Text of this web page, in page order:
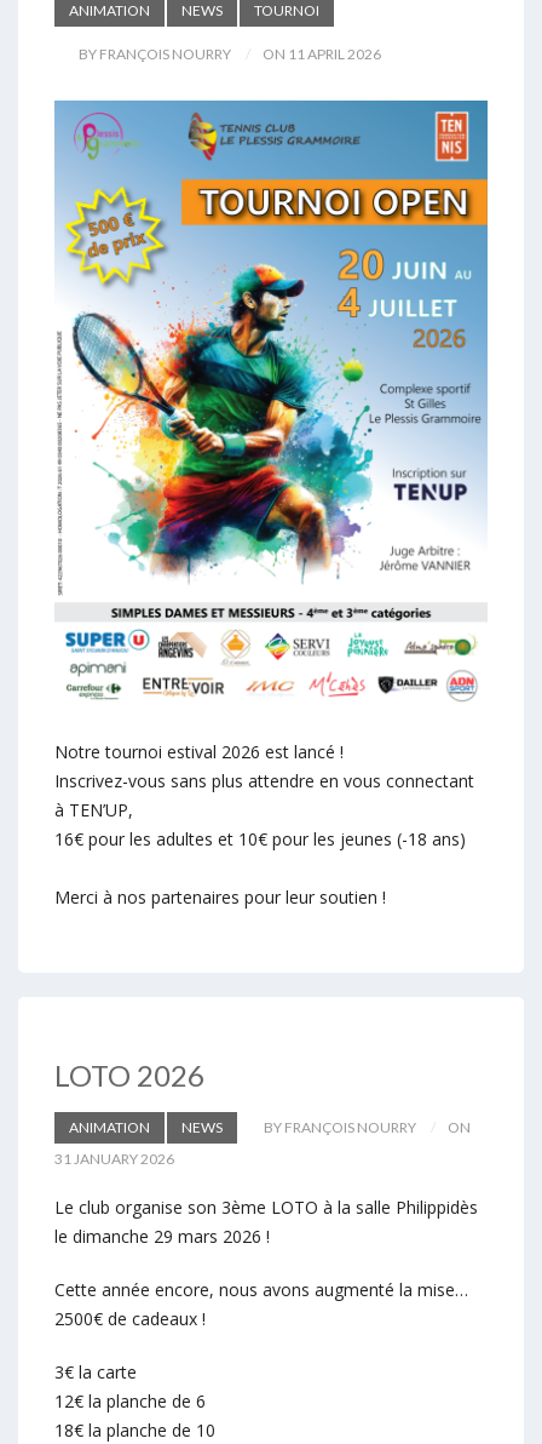
ANIMATION NEWS TOURNOI
BY FRANÇOIS NOURRY ON 11 APRIL 2026
Notre tournoi estival 2026 est lancé !
Inscrivez-vous sans plus attendre en vous connectant
à TEN’UP,
16€ pour les adultes et 10€ pour les jeunes (-18 ans)
Merci à nos partenaires pour leur soutien !
LOTO 2026
ANIMATION NEWS BY FRANÇOIS NOURRY
ON
31 JANUARY 2026
Le club organise son 3ème LOTO à la salle Philippidès
le dimanche 29 mars 2026 !
Cette année encore, nous avons augmenté la mise…
2500€ de cadeaux !
3€ la carte
12€ la planche de 6
18€ la planche de 10